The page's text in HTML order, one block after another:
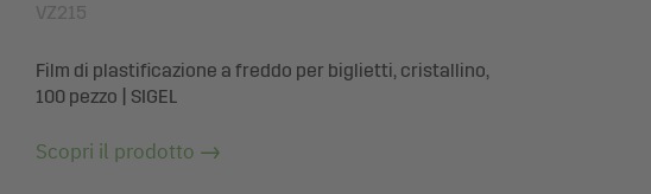
VZ215
Film di plastificazione a freddo per biglietti, cristallino,
100 pezzo | SIGEL
Scopri il prodotto